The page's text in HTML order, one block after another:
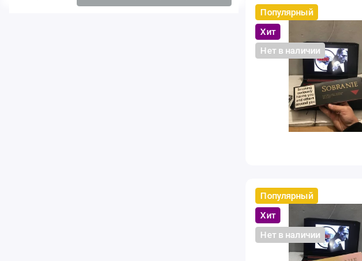
Популярный
Хит
Нет в наличии
Популярный
Хит
Нет в наличии